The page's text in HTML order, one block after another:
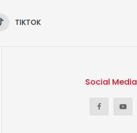
TIKTOK
Social Media